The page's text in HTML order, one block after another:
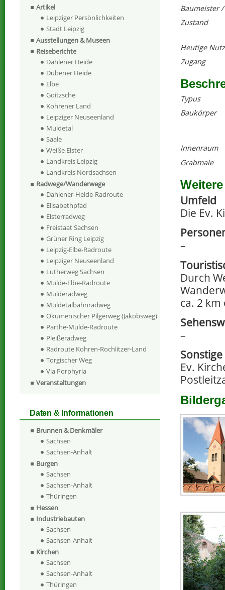
Baumeister
Zustand
Heutige
Zugang
Typus
Baukörper
Innenraum
Grabmale
Umfeld
Die Ev.
–
Durch
ca. 2
–
Ev.
Artikel
Leipziger Persönlichkeiten
Stadt Leipzig
Ausstellungen & Museen
Reiseberichte
Dahlener Heide
Dübener Heide
Elbe
Goitzsche
Kohrener Land
Leipziger Neuseenland
Muldetal
Saale
Weiße Elster
Landkreis Leipzig
Landkreis Nordsachsen
Radwege/Wanderwege
Dahlener-Heide-Radroute
Elisabethpfad
Elsterradweg
Freistaat Sachsen
Grüner Ring Leipzig
Leipzig-Elbe-Radroute
Leipziger Neuseenland
Lutherweg Sachsen
Mulde-Elbe-Radroute
Mulderadweg
Muldetalbahnradweg
Ökumenischer Pilgerweg (Jakobsweg)
Parthe-Mulde-Radroute
Pleißeradweg
Radroute Kohren-Rochlitzer-Land
Torgischer Weg
Via Porphyria
Veranstaltungen
Daten & Informationen
Brunnen & Denkmäler
Sachsen
Sachsen-Anhalt
Burgen
Sachsen
Sachsen-Anhalt
Thüringen
Hessen
Industriebauten
Sachsen
Sachsen-Anhalt
Kirchen
Sachsen
Sachsen-Anhalt
Thüringen